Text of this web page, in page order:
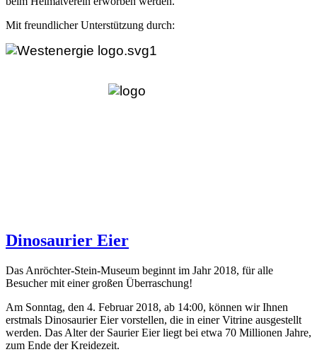
Mit freundlicher Unterstützung durch:
Dinosaurier Eier
Das Anröchter-Stein-Museum beginnt im Jahr 2018, für alle
Besucher mit einer großen Überraschung!
Am Sonntag, den 4. Februar 2018, ab 14:00, können wir Ihnen
erstmals Dinosaurier Eier vorstellen, die in einer Vitrine ausgestellt
werden. Das Alter der Saurier Eier liegt bei etwa 70 Millionen Jahre,
zum Ende der Kreidezeit.